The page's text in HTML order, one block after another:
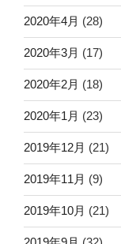
2020年4月 (28)
2020年3月 (17)
2020年2月 (18)
2020年1月 (23)
2019年12月 (21)
2019年11月 (9)
2019年10月 (21)